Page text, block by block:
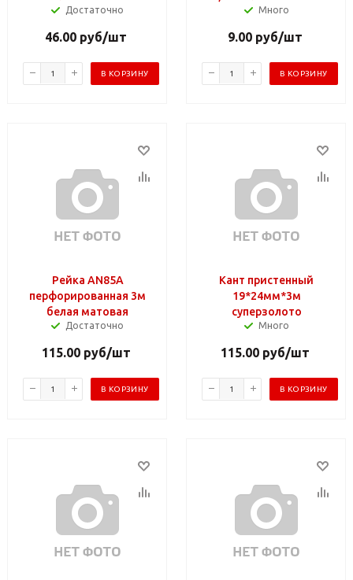
Достаточно
46.00 руб/шт
В КОРЗИНУ
Много
9.00руб/шт
В КОРЗИНУ
Рейка AN85А
перфорированная 3м
белая матовая
Достаточно
115.00руб/шт
В КОРЗИНУ
Кант пристенный
19*24мм*3м
суперзолото
Много
115.00руб/шт
В КОРЗИНУ